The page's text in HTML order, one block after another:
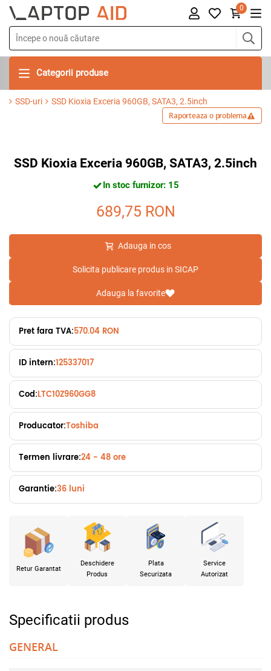
0
Categorii produse
SSD-uri SSD Kioxia Exceria 960GB, SATA3, 2.5inch
Raporteaza o problema
SSD Kioxia Exceria 960GB, SATA3, 2.5inch
In stoc furnizor: 15
689,75 RON
Adauga in cos
Solicita publicare produs in SICAP
Adauga la favorite
Pret fara TVA:570.04 RON
ID intern:125337017
Cod:LTC10Z960GG8
Producator:Toshiba
Termen livrare:24 - 48 ore
Garantie:36 luni
Retur Garantat
Deschidere
Produs
Plata
Securizata
Service
Autorizat
Specificatii produs
GENERAL